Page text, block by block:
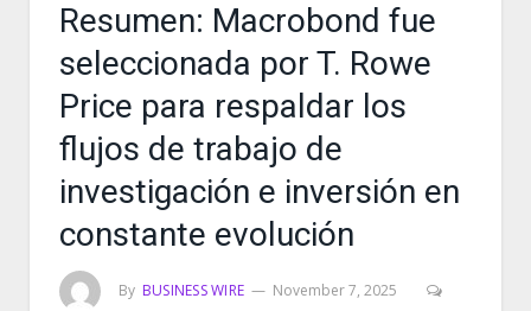
Resumen: Macrobond fue
seleccionada por T. Rowe
Price para respaldar los
flujos de trabajo de
investigación e inversión en
constante evolución
By BUSINESS WIRE
November 7, 2025